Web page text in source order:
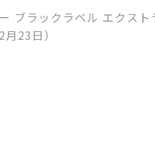
ブラックラベル エクス
23日）